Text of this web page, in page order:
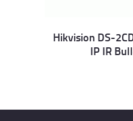
Details
Hikvision DS-
IP IR